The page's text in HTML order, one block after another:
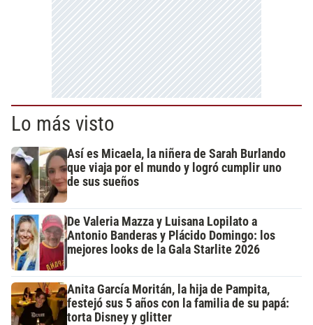
Lo más visto
Así es Micaela, la niñera de Sarah Burlando
que viaja por el mundo y logró cumplir uno
de sus sueños
De Valeria Mazza y Luisana Lopilato a
Antonio Banderas y Plácido Domingo: los
mejores looks de la Gala Starlite 2026
Anita García Moritán, la hija de Pampita,
festejó sus 5 años con la familia de su papá:
torta Disney y glitter